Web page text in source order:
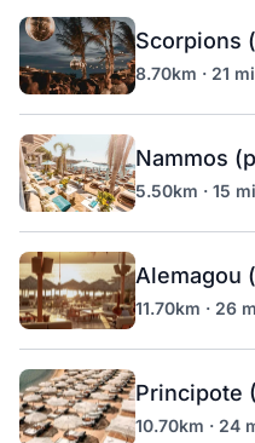
Scorpions
8.70km · 21
Nammos
5.50km · 15
Alemagou
11.70km · 26
Principote
10.70km · 24